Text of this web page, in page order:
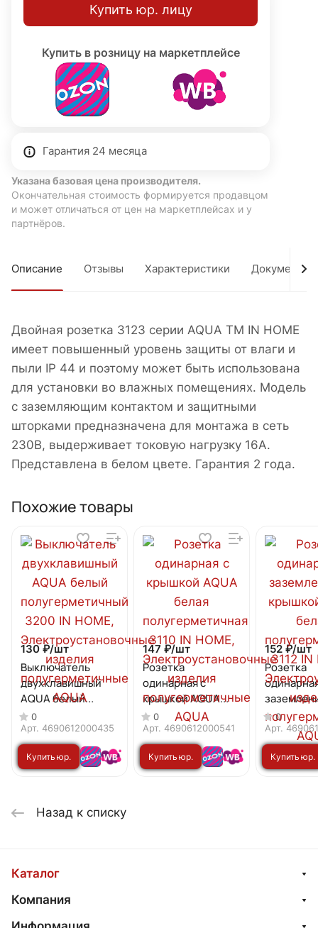
Купить юр. лицу
Купить в розницу на маркетплейсе
Гарантия 24 месяца
Указана базовая цена производителя.
Окончательная стоимость формируется продавцом
и может отличаться от цен на маркетплейсах и у
партнёров.
Описание Отзывы Характеристики Документы
Двойная розетка 3123 серии AQUA ТМ IN HOME
имеет повышенный уровень защиты от влаги и
пыли IP 44 и поэтому может быть использована
для установки во влажных помещениях. Модель
с заземляющим контактом и защитными
шторками предназначена для монтажа в сеть
230В, выдерживает токовую нагрузку 16А.
Представлена в белом цвете. Гарантия 2 года.
Похожие товары
130 ₽/шт
Выключатель
двухклавишный
AQUA белый
полугерметичный
3200 IN HOME
0
Арт. 4690612000435
Купить юр.
147 ₽/шт
Розетка
одинарная с
крышкой AQUA
белая
полугерметичная
3110 IN HOME
0
Арт. 4690612000541
Купить юр.
152 ₽/шт
Розетка
крышкой
белая
3112 IN
0
Арт.
Купить юр.
Назад к списку
Каталог
Компания